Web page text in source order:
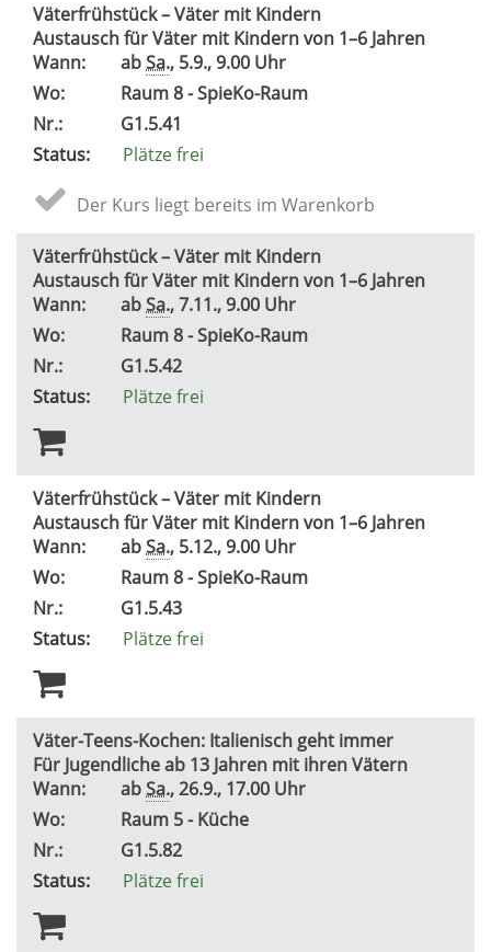
Väterfrühstück – Väter mit Kindern
Austausch für Väter mit Kindern von 1–6 Jahren
Wann:
abSa., 5.9., 9.00 Uhr
Wo:
Raum 8 - SpieKo-Raum
Nr.:
G1.5.41
Status:
Plätze frei
Der Kurs liegt bereits im Warenkorb
Väterfrühstück – Väter mit Kindern
Austausch für Väter mit Kindern von 1–6 Jahren
Wann:
abSa., 7.11., 9.00 Uhr
Wo:
Raum 8 - SpieKo-Raum
Nr.:
G1.5.42
Status:
Plätze frei
Väterfrühstück – Väter mit Kindern
Austausch für Väter mit Kindern von 1–6 Jahren
Wann:
abSa., 5.12., 9.00 Uhr
Wo:
Raum 8 - SpieKo-Raum
Nr.:
G1.5.43
Status:
Plätze frei
Väter-Teens-Kochen: Italienisch geht immer
Für Jugendliche ab 13 Jahren mit ihren Vätern
Wann:
abSa., 26.9., 17.00 Uhr
Wo:
Raum 5 - Küche
Nr.:
G1.5.82
Status:
Plätze frei